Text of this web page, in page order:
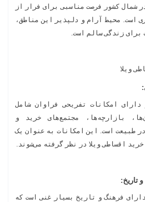
شمال کشور فرصت مناسبی برای فرار از
است. محیط آرام و دلپذیر این مناطق،
برای زندگی سالم است.
دارای امکانات تفریحی فراوان شامل
بازارچه‌ها، مجتمع‌های خرید و
طبیعت است. این امکانات به عنوان یک
اقساطی ویلا در نظر گرفته می‌شوند.
فرهنگ و تاریخ بسیار غنی است که